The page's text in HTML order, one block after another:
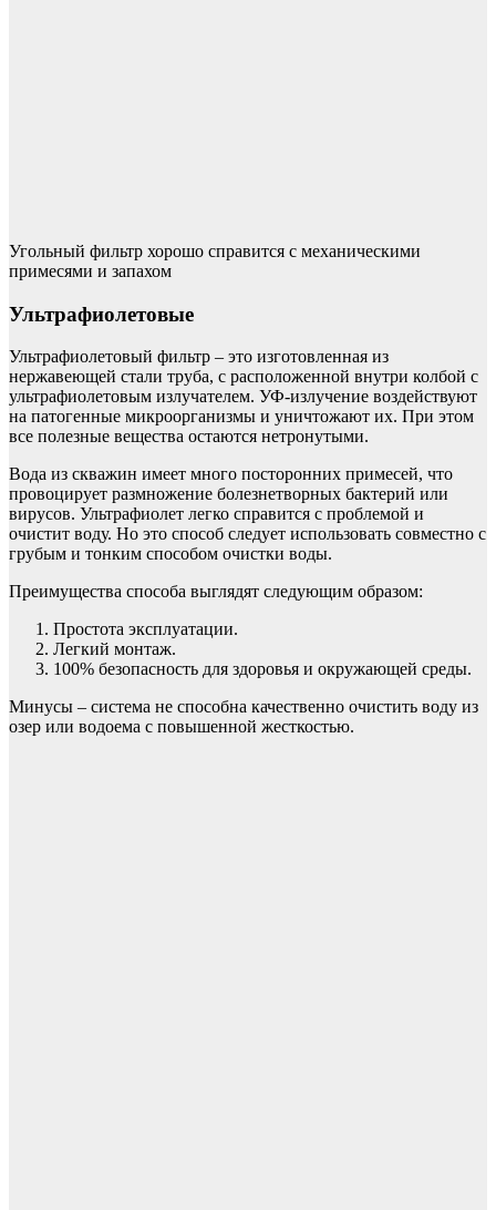
Угольный фильтр хорошо справится с механическими
примесями и запахом
Ультрафиолетовые
Ультрафиолетовый фильтр – это изготовленная из
нержавеющей стали труба, с расположенной внутри колбой с
ультрафиолетовым излучателем. УФ-излучение воздействуют
на патогенные микроорганизмы и уничтожают их. При этом
все полезные вещества остаются нетронутыми.
Вода из скважин имеет много посторонних примесей, что
провоцирует размножение болезнетворных бактерий или
вирусов. Ультрафиолет легко справится с проблемой и
очистит воду. Но это способ следует использовать совместно с
грубым и тонким способом очистки воды.
Преимущества способа выглядят следующим образом:
Простота эксплуатации.
Легкий монтаж.
100% безопасность для здоровья и окружающей среды.
Минусы – система не способна качественно очистить воду из
озер или водоема с повышенной жесткостью.